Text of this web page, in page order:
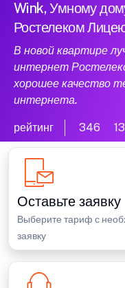
Wink, Умному
Ростелеком
В новой квартире
интернет
хорошее качество
интернета.
рейтинг 346
Оставьте заявку
Выберите тариф с
заявку